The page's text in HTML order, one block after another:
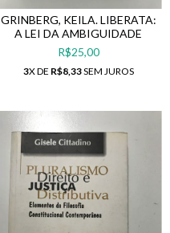
GRINBERG, KEILA. LIBERATA:
A LEI DA AMBIGUIDADE
R$25,00
3X DE R$8,33SEM JUROS